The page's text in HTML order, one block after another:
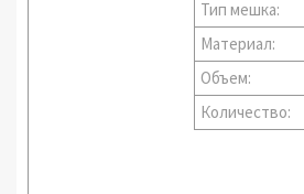
Тип мешка:
Материал:
Объем:
Количество: